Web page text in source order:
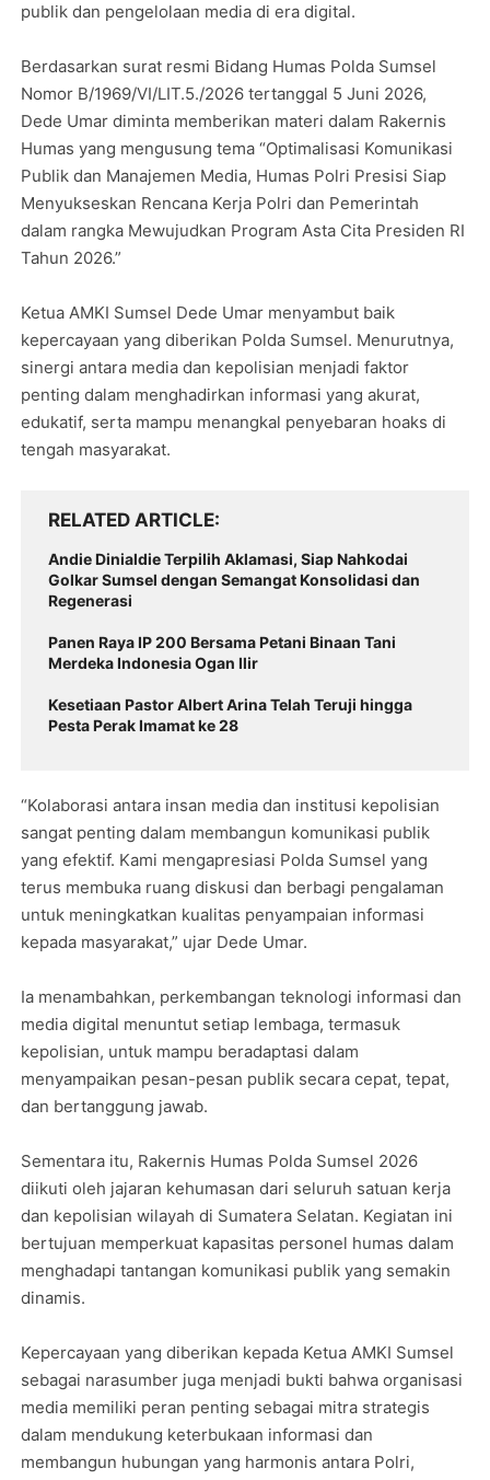
publik dan pengelolaan media di era digital.
Berdasarkan surat resmi Bidang Humas Polda Sumsel
Nomor B/1969/VI/LIT.5./2026 tertanggal 5 Juni 2026,
Dede Umar diminta memberikan materi dalam Rakernis
Humas yang mengusung tema “Optimalisasi Komunikasi
Publik dan Manajemen Media, Humas Polri Presisi Siap
Menyukseskan Rencana Kerja Polri dan Pemerintah
dalam rangka Mewujudkan Program Asta Cita Presiden RI
Tahun 2026.”
Ketua AMKI Sumsel Dede Umar menyambut baik
kepercayaan yang diberikan Polda Sumsel. Menurutnya,
sinergi antara media dan kepolisian menjadi faktor
penting dalam menghadirkan informasi yang akurat,
edukatif, serta mampu menangkal penyebaran hoaks di
tengah masyarakat.
RELATED ARTICLE
Andie Dinialdie Terpilih Aklamasi, Siap Nahkodai
Golkar Sumsel dengan Semangat Konsolidasi dan
Regenerasi
Panen Raya IP 200 Bersama Petani Binaan Tani
Merdeka Indonesia Ogan Ilir
Kesetiaan Pastor Albert Arina Telah Teruji hingga
Pesta Perak Imamat ke 28
“Kolaborasi antara insan media dan institusi kepolisian
sangat penting dalam membangun komunikasi publik
yang efektif. Kami mengapresiasi Polda Sumsel yang
terus membuka ruang diskusi dan berbagi pengalaman
untuk meningkatkan kualitas penyampaian informasi
kepada masyarakat,” ujar Dede Umar.
Ia menambahkan, perkembangan teknologi informasi dan
media digital menuntut setiap lembaga, termasuk
kepolisian, untuk mampu beradaptasi dalam
menyampaikan pesan-pesan publik secara cepat, tepat,
dan bertanggung jawab.
Sementara itu, Rakernis Humas Polda Sumsel 2026
diikuti oleh jajaran kehumasan dari seluruh satuan kerja
dan kepolisian wilayah di Sumatera Selatan. Kegiatan ini
bertujuan memperkuat kapasitas personel humas dalam
menghadapi tantangan komunikasi publik yang semakin
dinamis.
Kepercayaan yang diberikan kepada Ketua AMKI Sumsel
sebagai narasumber juga menjadi bukti bahwa organisasi
media memiliki peran penting sebagai mitra strategis
dalam mendukung keterbukaan informasi dan
membangun hubungan yang harmonis antara Polri,